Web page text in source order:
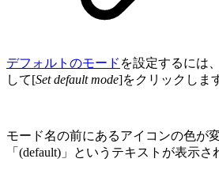
デフォルトのモード を設定するには
して[Set default mode]をクリックしま
モード名の前にあるアイコンの色が
「(default)」というテキストが表示さ